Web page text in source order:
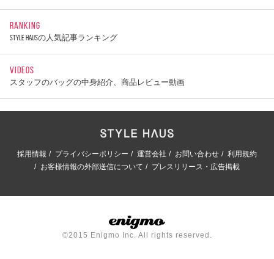
RANKING
STYLE HAUSの人気記事ランキング
VIDEOS
スタッフのバッグの中身紹介、商品レビュー動画
採用情報 プライバシーポリシー 運営会社 お問い合わせ
利用規約
お客様情報の外部送信について
プレスリリース・広告掲載
©2015 Enigmo Inc. All rights reserved.